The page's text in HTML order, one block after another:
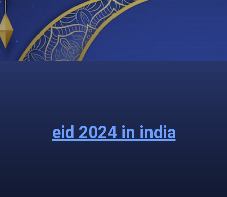
eid 2024 in india